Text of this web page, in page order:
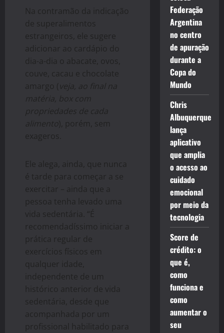
Na contramão da indicação
de superalimentos
estrangeiros, ele sugere
adicionar ao cardápio do
dia-a-dia o abacate, ovos,
couve, cacau e chocolate
amargo ( veja, ao final na
matéria, box com
propriedades de cada
alimento), porém, sem
exageros.
Ele alega, ainda, que nunca
é tarde para começar a se
exercitar – ainda que a
pessoa tenha levado uma
vida sedentária. “É
recomendadíssimo iniciar a
prática regular de
exercícios físicos em
qualquer idade,
independente de um
histórico anterior de vida
sedentária, desde que
acompanhada por um
profissional habilitado para
Federação
Argentina
no centro
de apuração
durante a
Copa do
Mundo
Chris
Albuquerque
lança
aplicativo
que amplia
o acesso ao
cuidado
emocional
por meio da
tecnologia
Score de
crédito: o
que é,
como
funciona e
como
aumentar o
seu